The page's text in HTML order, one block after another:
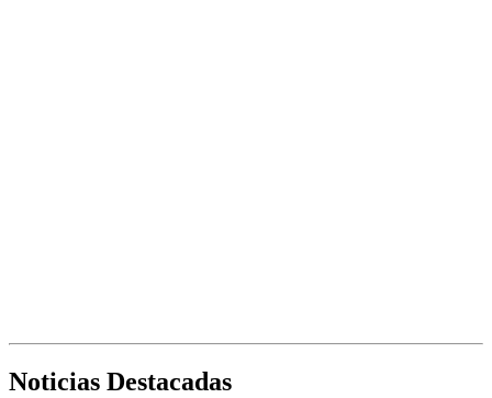
Noticias Destacadas